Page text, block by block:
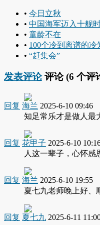
• 今日立秋
• 中国海军迈入十舰
• 童龄不在
• 100个冷到离谱的冷
• “赶集会”
发表评论评论 (6 个评
回复 海兰 2025-6-10 09:46
知足常乐才是做人最
回复 花甲子 2025-6-10
人这一辈子，心怀感
回复 海兰 2025-6-10 19:55
夏七九老师晚上好、
回复 夏七九 2025-6-11